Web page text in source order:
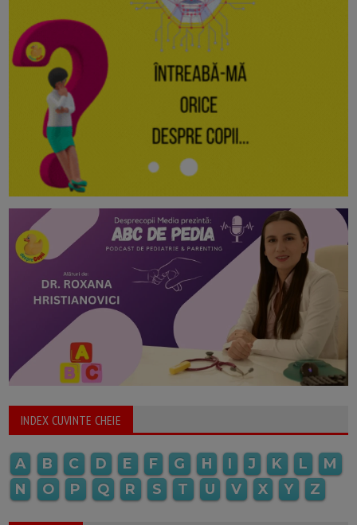
INDEX CUVINTE CHEIE
A B C D E F G H I J K L
M
N
O P Q R S T U V X Y Z